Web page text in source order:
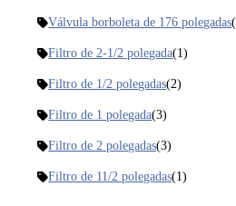
Válvula borboleta de 176 polegadas
Filtro de 2-1/2 polegada(1)
Filtro de 1/2 polegadas(2)
Filtro de 1 polegada(3)
Filtro de 2 polegadas(3)
Filtro de 11/2 polegadas(1)